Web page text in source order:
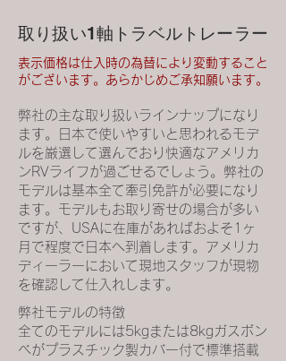
取り扱い1軸トラベルトレーラー
​表示価格は仕入時の為替により変動すること
がございます。あらかじめご承知願います。
​弊社の主な取り扱いラインナップになり
ます。日本で使いやすいと思われるモデ
ルを厳選して選んでおり快適なアメリカ
ンRVライフが過ごせるでしょう。弊社の
モデルは基本全て牽引免許が必要になり
ます。モデルもお取り寄せの場合が多い
ですが、USAに在庫があればおよそ1ヶ
月で程度で日本へ到着します。アメリカ
ディーラーにおいて現地スタッフが現物
を確認して仕入れします。
弊社モデルの特徴
全てのモデルには5kgまたは8kgガスボン
ベがプラスチック製カバー付で標準搭載